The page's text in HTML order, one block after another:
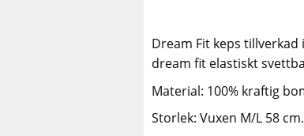
Dream Fit keps
dream fit elastiskt
Material: 100% kraftig
Storlek: Vuxen M/L 58